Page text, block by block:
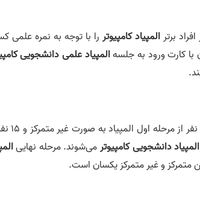
المپیاد کامپیوتررا با توجه به نمره علمی
با کارت ورود به جلسهالمپیاد علمی دانشجویی
، همان‌طور که بالاتر
المپیاد دانشجویی کامپیوترمی‌شوند. مرحله نهایی
و غیر متمرکز یکسان است.